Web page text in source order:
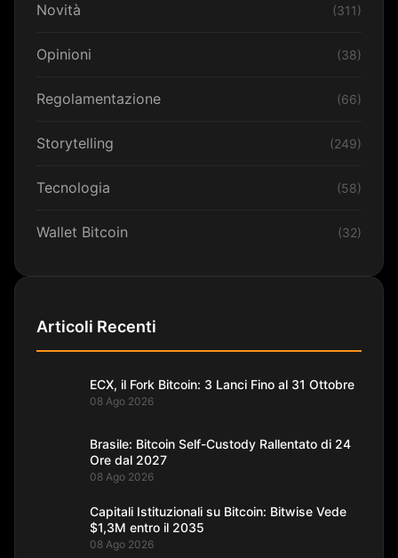
Novità (311)
Opinioni (38)
Regolamentazione (66)
Storytelling (249)
Tecnologia (58)
Wallet Bitcoin (32)
Articoli Recenti
ECX, il Fork Bitcoin: 3 Lanci Fino al 31 Ottobre
08 Ago 2026
Brasile: Bitcoin Self-Custody Rallentato di 24
Ore dal 2027
08 Ago 2026
Capitali Istituzionali su Bitcoin: Bitwise Vede
$1,3M entro il 2035
08 Ago 2026